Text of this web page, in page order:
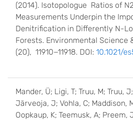
(2014). Isotopologue Ratios of
Measurements Underpin the
Denitrification in Differently N-
Forests. Environmental Science
(20), 11910−11918. DOI: 10.1021/
Mander, Ü; Ligi, T; Truu, M; Truu,
Järveoja, J; Vohla, C; Maddison,
Oopkaup, K; Teemusk, A; Preem,